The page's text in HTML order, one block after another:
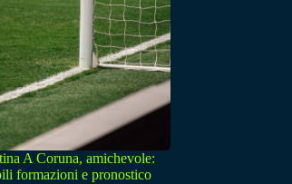
A Coruna, amichevole:
formazioni e pronostico